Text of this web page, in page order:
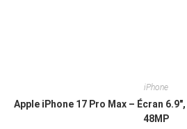
iPhone
Apple iPhone 17 Pro Max – Écran
48MP